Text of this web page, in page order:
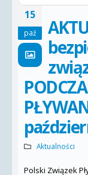
15
paź
Aktualności
Polski Związek